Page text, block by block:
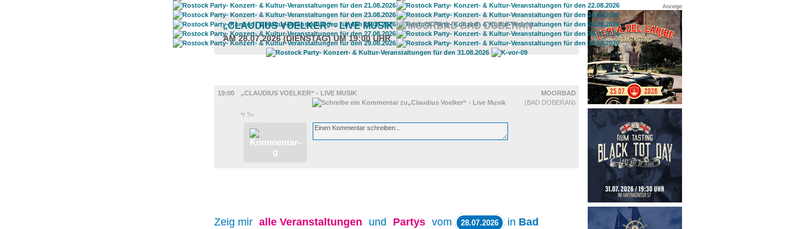
Anzeige
„CLAUDIUS VOELKER“ - LIVE MUSIK@ MOORBAD BAD DOBERAN
AM 28.07.2026 (DIENSTAG) UM 19:00 UHR
19:00
„CLAUDIUS VOELKER“ - LIVE MUSIK
MOORBAD
(BAD DOBERAN)
*/ ?>
Zeig mir alle Veranstaltungen und Partys vom 28.07.2026 in Bad